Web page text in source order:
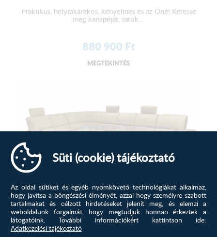
Praktikus, helytakarékos, kényelmes és az Öné! Keresse
meg kanapéját, sarok...
880 900 Ft
MEGTEKINTÉS
Milano U sarokülő C, Bézs
Praktikus, helytakarékos, kényelmes és az Öné! Keresse
meg kanapéját, sarok...
Süti (cookie) tájékoztató
Az oldal sütiket és egyéb nyomkövető technológiákat alkalmaz,
hogy javítsa a böngészési élményét, azzal hogy személyre szabott
tartalmakat és célzott hirdetéseket jelenít meg, és elemzi a
weboldalunk forgalmát, hogy megtudjuk honnan érkeztek a
látogatóink.
További információkért kattintson ide:
Adatkezelési tájékoztató